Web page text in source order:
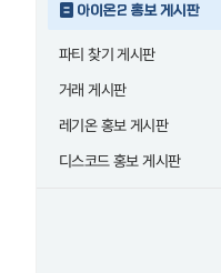
아이온2 홍보 게시판
파티 찾기 게시판
거래 게시판
레기온 홍보 게시판
디스코드 홍보 게시판